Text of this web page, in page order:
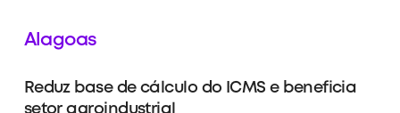
Alagoas
Reduz base de cálculo do ICMS e beneficia
setor agroindustrial